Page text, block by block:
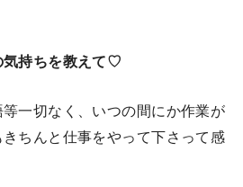
持ちを教えて♡
一切なく、いつの間にか作業が
ちんと仕事をやって下さって感